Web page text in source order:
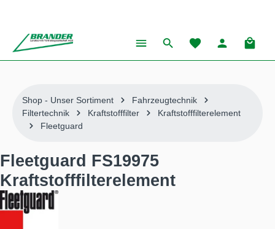
Shop - Unser Sortiment
Fahrzeugtechnik
Filtertechnik
Kraftstofffilter
Kraftstofffilterelement
Fleetguard
Fleetguard FS19975
Kraftstofffilterelement